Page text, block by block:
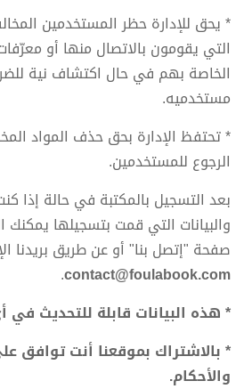
* يحق للإدارة حظر المستخدمين
التي يقومون بالاتصال منها أو
الخاصة بهم في حال اكتشاف نية
مستخدميه.
* تحتفظ الإدارة بحق حذف المواد
الرجوع للمستخدمين.
بعد التسجيل بالمكتبة في حالة إذا
والبيانات التي قمت بتسجيلها يمكنك
صفحة "إتصل بنا" أو عن طريق بريدنا
contact@foulabook.com
.
* هذه البيانات قابلة للتحديث
* بالاشتراك بموقعنا أنت توافق
والأحكام.